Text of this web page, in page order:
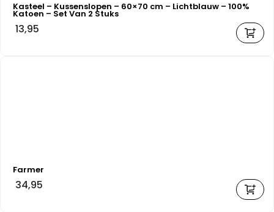
Kasteel – Kussenslopen – 60×70 cm – Lichtblauw – 100%
Katoen – Set Van 2 Stuks
13,95
Farmer
34,95